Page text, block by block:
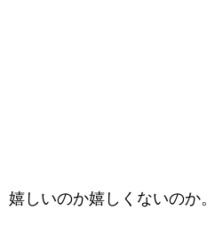
嬉しいのか嬉しくないのか。